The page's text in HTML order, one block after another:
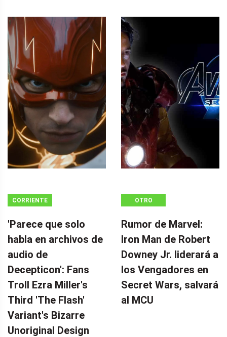
CORRIENTE
'Parece que solo
habla en archivos de
audio de
Decepticon': Fans
Troll Ezra Miller's
Third 'The Flash'
Variant's Bizarre
Unoriginal Design
OTRO
Rumor de Marvel:
Iron Man de Robert
Downey Jr. liderará a
los Vengadores en
Secret Wars, salvará
al MCU